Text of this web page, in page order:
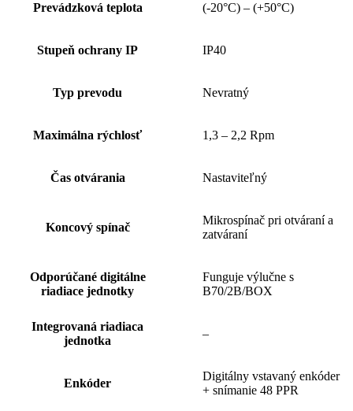
Prevádzková teplota (-20°C) – (+50°C)
Stupeň ochrany IP IP40
Typ prevodu Nevratný
Maximálna rýchlosť 1,3 – 2,2 Rpm
Čas otvárania Nastaviteľný
Koncový spínač
Mikrospínač pri otváraní a
zatváraní
Odporúčané digitálne
riadiace jednotky
Funguje výlučne s
B70/2B/BOX
Integrovaná riadiaca
jednotka
–
Enkóder
Digitálny vstavaný enkóder
+ snímanie 48 PPR